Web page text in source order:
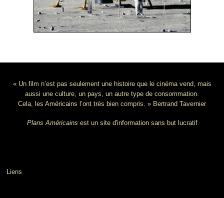
« Un film n’est pas seulement une histoire que le cinéma vend, mais
aussi une culture, un pays, un autre type de consommation.
Cela, les Américains l’ont très bien compris. » Bertrand Tavernier
Plans Américains est un site d'information sans but lucratif
Liens